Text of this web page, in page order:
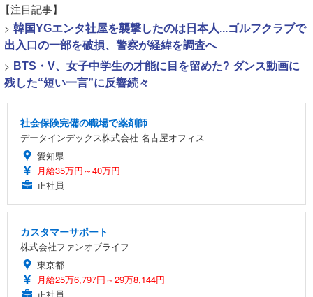
【注目記事】
> 韓国YGエンタ社屋を襲撃したのは日本人...ゴルフクラブで
出入口の一部を破損、警察が経緯を調査へ
> BTS・V、女子中学生の才能に目を留めた? ダンス動画に
残した“短い一言”に反響続々
社会保険完備の職場で薬剤師
データインデックス株式会社 名古屋オフィス
愛知県
月給35万円～40万円
正社員
カスタマーサポート
株式会社ファンオブライフ
東京都
月給25万6,797円～29万8,144円
正社員